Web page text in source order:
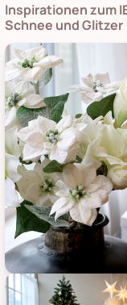
Inspirationen zum
Schnee und Glitzer
Chic Antique Fleur